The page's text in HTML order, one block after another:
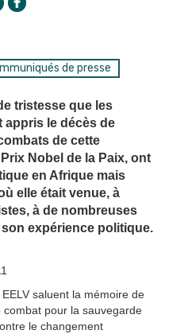
de presse
tristesse que les
appris le décès de
de cette
Nobel de la Paix, ont
en Afrique mais
elle était venue, à
à de nombreuses
expérience politique.
saluent la mémoire de
combat pour la sauvegarde
le changement